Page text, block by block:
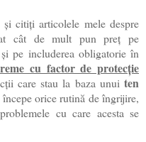
citiți articolele mele despre
cât de mult pun preț pe
pe includerea obligatorie în
cu factor de protecție
care stau la baza unui ten
orice rutină de îngrijire,
cu care acesta se